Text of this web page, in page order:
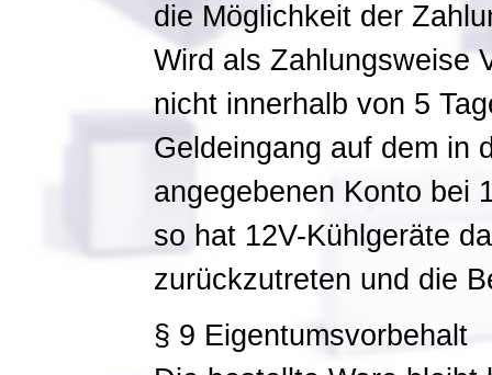
die Möglichkeit der
Wird als Zahlungsweise
nicht innerhalb von 5
Geldeingang auf dem in
angegebenen Konto bei
so hat 12V-Kühlgeräte
zurückzutreten und die
§ 9 Eigentumsvorbehalt